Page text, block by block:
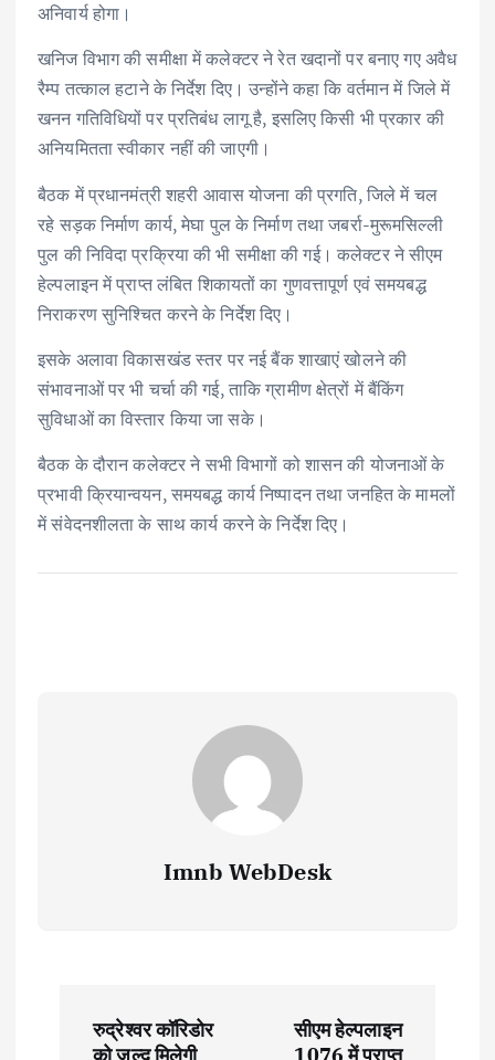
अनिवार्य होगा।
खनिज विभाग की समीक्षा में कलेक्टर ने रेत खदानों पर बनाए गए अवैध
रैम्प तत्काल हटाने के निर्देश दिए। उन्होंने कहा कि वर्तमान में जिले में
खनन गतिविधियों पर प्रतिबंध लागू है, इसलिए किसी भी प्रकार की
अनियमितता स्वीकार नहीं की जाएगी।
बैठक में प्रधानमंत्री शहरी आवास योजना की प्रगति, जिले में चल
रहे सड़क निर्माण कार्य, मेघा पुल के निर्माण तथा जबर्रा-मुरूमसिल्ली
पुल की निविदा प्रक्रिया की भी समीक्षा की गई। कलेक्टर ने सीएम
हेल्पलाइन में प्राप्त लंबित शिकायतों का गुणवत्तापूर्ण एवं समयबद्ध
निराकरण सुनिश्चित करने के निर्देश दिए।
इसके अलावा विकासखंड स्तर पर नई बैंक शाखाएं खोलने की
संभावनाओं पर भी चर्चा की गई, ताकि ग्रामीण क्षेत्रों में बैंकिंग
सुविधाओं का विस्तार किया जा सके।
बैठक के दौरान कलेक्टर ने सभी विभागों को शासन की योजनाओं के
प्रभावी क्रियान्वयन, समयबद्ध कार्य निष्पादन तथा जनहित के मामलों
में संवेदनशीलता के साथ कार्य करने के निर्देश दिए।
Imnb WebDesk
रुद्रेश्वर कॉरिडोर
को जल्द मिलेगी
सीएम हेल्पलाइन
1076 में प्राप्त